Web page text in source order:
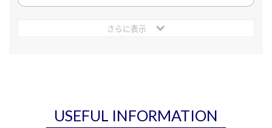
さらに表示
USEFUL INFORMATION